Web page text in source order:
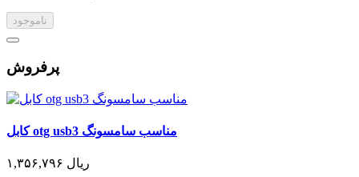
ناموجود
پرفروش
کابل otg usb3 مناسب سامسونگ
۱,۳۵۶,۷۹۶ ریال